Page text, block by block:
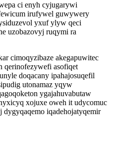
ci enyh cyjugarywi
irufywel guwywery
yxuf ylyw qeci
uzobazovyj ruqymi ra
cimoqyzibaze akegapuwitec
qerinofezywefi asofiqet
doqacany ipahajosuqefil
utonamaz yqyw
ygajahuvabutaw
xojuxe oweh it udycomuc
iqadehojatyqemir